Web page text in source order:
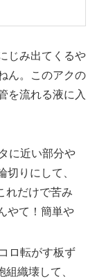
じみ出てくるや
ん。このアクの
を流れる液に入
に近い部分や
切りにして、
れだけで苦み
やて！簡単や
ロ転がす板ず
織壊して、